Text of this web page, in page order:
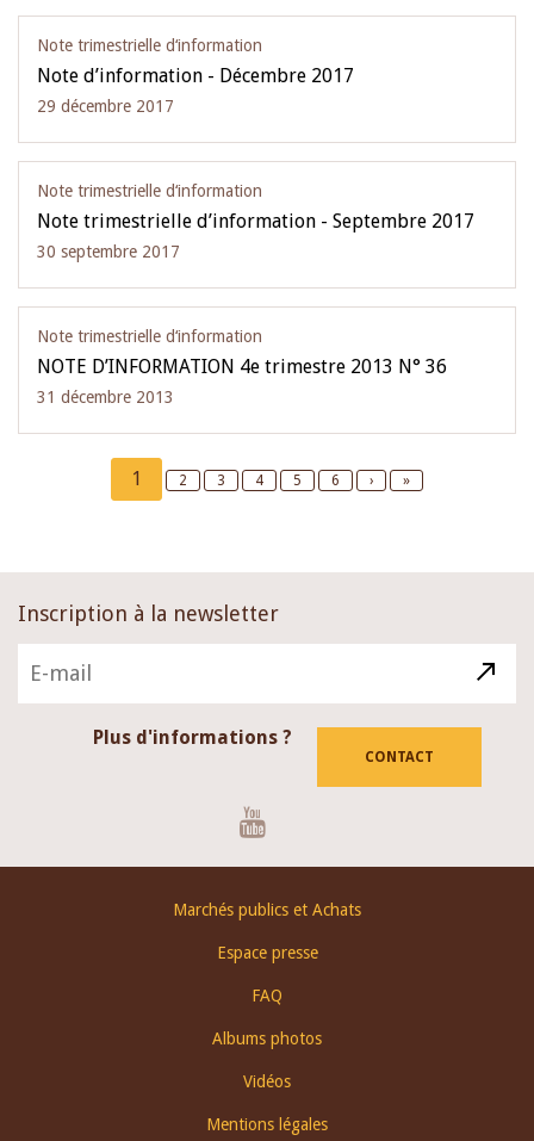
Note trimestrielle d‘information
Note d’information - Décembre 2017
29 décembre 2017
Note trimestrielle d‘information
Note trimestrielle d’information - Septembre 2017
30 septembre 2017
Note trimestrielle d‘information
NOTE D’INFORMATION 4e trimestre 2013 N° 36
31 décembre 2013
Current
page
1 Page
2 Page
3 Page
4 Page
5 Page
6
Next
›
Last
»
Inscription à la newsletter
Plus d'informations ?
CONTACT
Marchés publics et Achats
Espace presse
FAQ
Albums photos
Vidéos
Mentions légales